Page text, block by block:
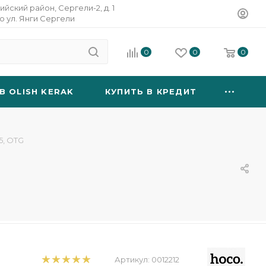
район, Сергели-2, д. 1
ул. Янги Сергели
0 0 0
OLISH KERAK КУПИТЬ В КРЕДИТ
OTG
Артикул: 0012212